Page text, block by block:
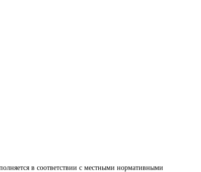
в соответствии с местными нормативными